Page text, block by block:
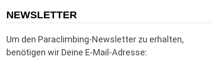
NEWSLETTER
Um den Paraclimbing-Newsletter zu erhalten,
benötigen wir Deine E-Mail-Adresse: